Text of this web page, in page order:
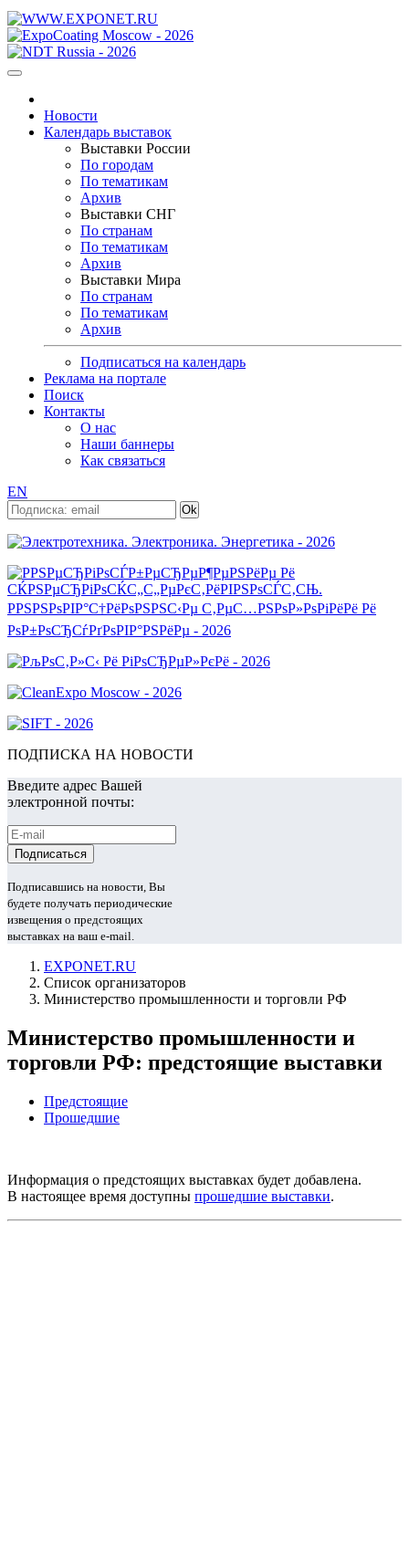
Новости
Календарь выставок
Выставки России
По городам
По тематикам
Архив
Выставки СНГ
По странам
По тематикам
Архив
Выставки Мира
По странам
По тематикам
Архив
Подписаться на календарь
Реклама на портале
Поиск
Контакты
О нас
Наши баннеры
Как связаться
EN
ПОДПИСКА НА НОВОСТИ
Введите адрес Вашей
электронной почты:
Подписавшись на новости, Вы
будете получать периодические
извещения о предстоящих
выставках на ваш e-mail.
EXPONET.RU
Список организаторов
Министерство промышленности и торговли РФ
Министерство промышленности и
торговли РФ: предстоящие выставки
Предстоящие
Прошедшие
Информация о предстоящих выставках будет добавлена.
В настоящее время доступны прошедшие выставки.